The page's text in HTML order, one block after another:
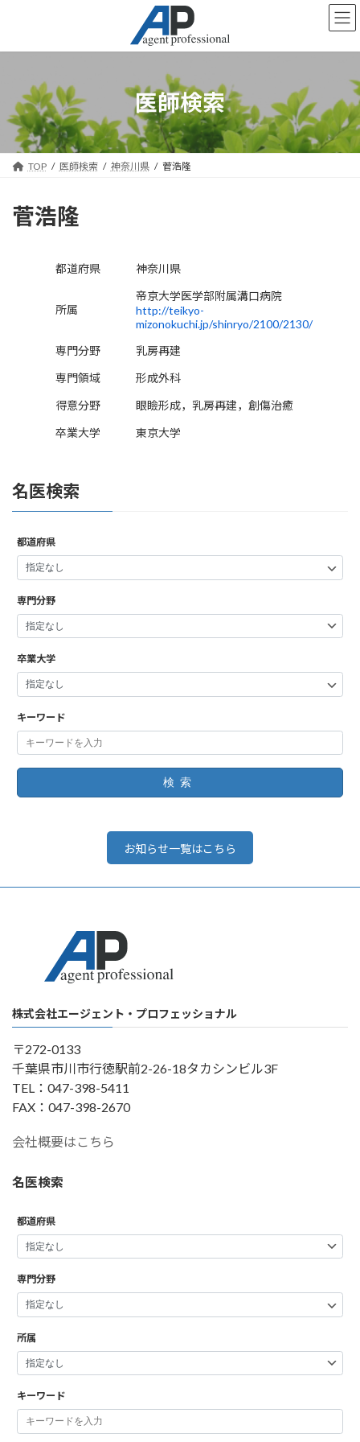
ン
キ
プ
ー
に
動
医師検索
TOP 医師検索 神奈川県 菅浩隆
菅浩隆
都道府県 神奈川県
所属
帝京大学医学部附属溝口病院
http://teikyo-
mizonokuchi.jp/shinryo/2100/2130/
専門分野
乳房再建
専門領域
形成外科
得意分野
眼瞼形成，乳房再建，創傷治癒
卒業大学
東京大学
名医検索
都道府県
専門分野
卒業大学
キーワード
検索
お知らせ一覧はこちら
株式会社エージェント・プロフェッショナル
〒272-0133
千葉県市川市行徳駅前2-26-18タカシンビル3F
TEL：047-398-5411
FAX：047-398-2670
会社概要はこちら
名医検索
都道府県
専門分野
所属
キーワード